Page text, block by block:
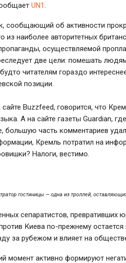
UN1
сообщающий об активности
из наиболее авторитетных
осуществляемой
две цели: помешать
читателям гораздо
позиции.
Buzzfeed, говорится, что
А на сайте газеты Guardian,
большую часть комментариев
Кремль потратил на
Налоги, вестимо.
гостиницы — одна из троллей,
сепаратистов, превративших
Киева по-прежнему остается
за рубежом и влияет на
момент активно формируют